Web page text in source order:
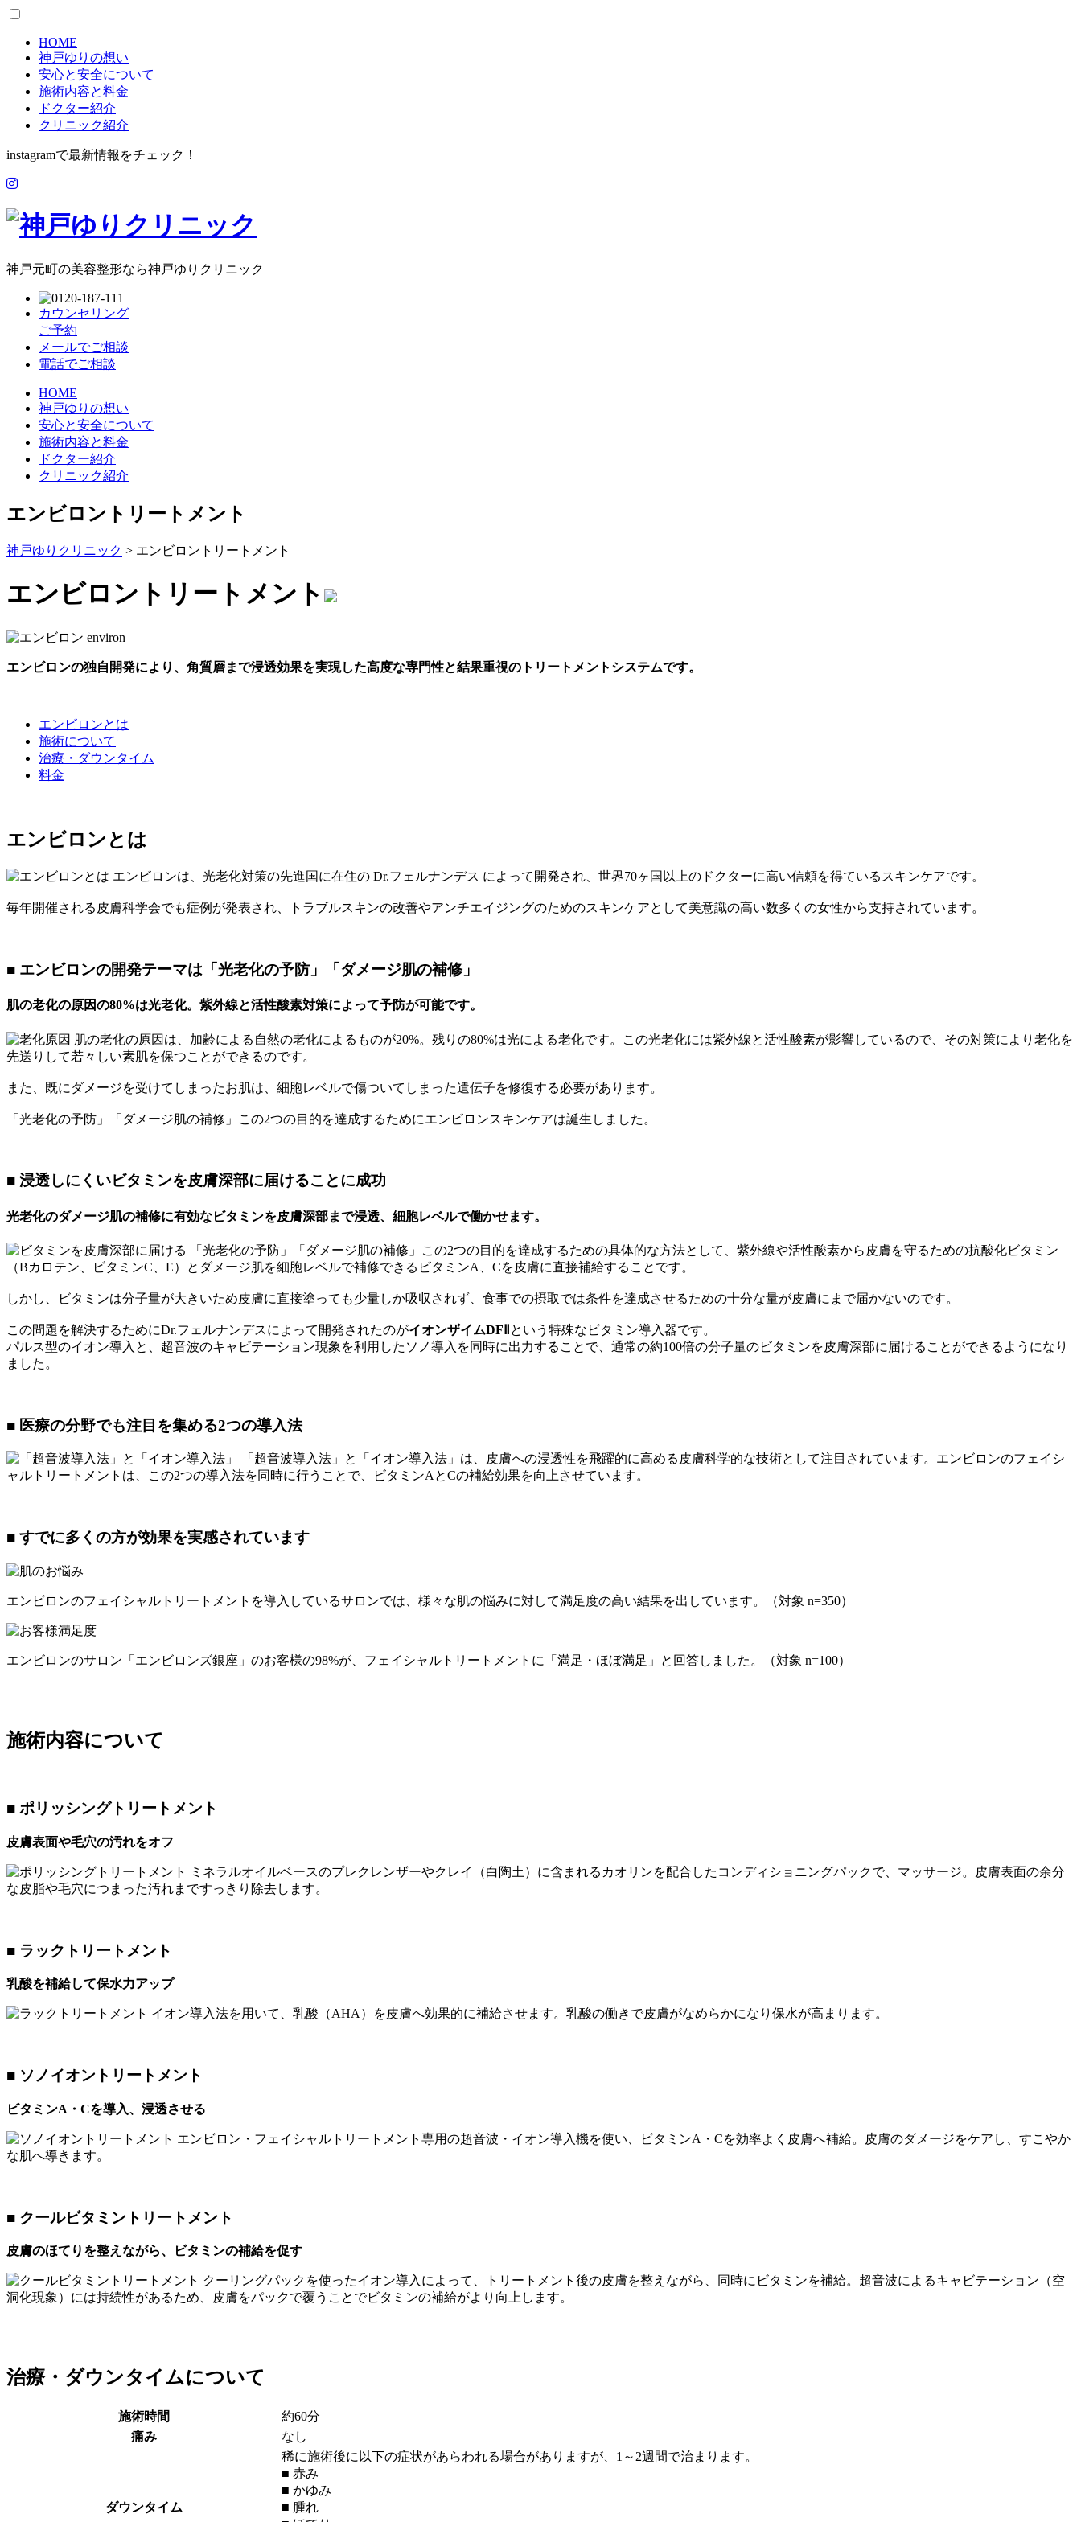
HOME
神戸ゆりの想い
安心と安全について
施術内容と料金
ドクター紹介
クリニック紹介
instagramで最新情報をチェック！
神戸元町の美容整形なら神戸ゆりクリニック
カウンセリング
ご予約
メールでご相談
電話でご相談
HOME
神戸ゆりの想い
安心と安全について
施術内容と料金
ドクター紹介
クリニック紹介
エンビロントリートメント
神戸ゆりクリニック > エンビロントリートメント
エンビロントリートメント
エンビロンの独自開発により、角質層まで浸透効果を実現した高度な専門性と結果重視のトリートメントシステムです。
エンビロンとは
施術について
治療・ダウンタイム
料金
エンビロンとは
エンビロンは、光老化対策の先進国に在住の Dr.フェルナンデス によって開発され、世界70ヶ国以上のドクターに高い信頼を得ているスキンケアです。
毎年開催される皮膚科学会でも症例が発表され、トラブルスキンの改善やアンチエイジングのためのスキンケアとして美意識の高い数多くの女性から支持されています。
■ エンビロンの開発テーマは「光老化の予防」「ダメージ肌の補修」
肌の老化の原因の80%は光老化。紫外線と活性酸素対策によって予防が可能です。
肌の老化の原因は、加齢による自然の老化によるものが20%。残りの80%は光による老化です。この光老化には紫外線と活性酸素が影響しているので、その対策により老化を
先送りして若々しい素肌を保つことができるのです。
また、既にダメージを受けてしまったお肌は、細胞レベルで傷ついてしまった遺伝子を修復する必要があります。
「光老化の予防」「ダメージ肌の補修」この2つの目的を達成するためにエンビロンスキンケアは誕生しました。
■ 浸透しにくいビタミンを皮膚深部に届けることに成功
光老化のダメージ肌の補修に有効なビタミンを皮膚深部まで浸透、細胞レベルで働かせます。
「光老化の予防」「ダメージ肌の補修」この2つの目的を達成するための具体的な方法として、紫外線や活性酸素から皮膚を守るための抗酸化ビタミン
（Bカロテン、ビタミンC、E）とダメージ肌を細胞レベルで補修できるビタミンA、Cを皮膚に直接補給することです。
しかし、ビタミンは分子量が大きいため皮膚に直接塗っても少量しか吸収されず、食事での摂取では条件を達成させるための十分な量が皮膚にまで届かないのです。
この問題を解決するためにDr.フェルナンデスによって開発されたのがイオンザイムDFⅡ
という特殊なビタミン導入器です。
パルス型のイオン導入と、超音波のキャビテーション現象を利用したソノ導入を同時に出力することで、通常の約100倍の分子量のビタミンを皮膚深部に届けることができるようになり
ました。
■ 医療の分野でも注目を集める2つの導入法
「超音波導入法」と「イオン導入法」は、皮膚への浸透性を飛躍的に高める皮膚科学的な技術として注目されています。エンビロンのフェイシ
ャルトリートメントは、この2つの導入法を同時に行うことで、ビタミンAとCの補給効果を向上させています。
■ すでに多くの方が効果を実感されています
エンビロンのフェイシャルトリートメントを導入しているサロンでは、様々な肌の悩みに対して満足度の高い結果を出しています。（対象 n=350）
エンビロンのサロン「エンビロンズ銀座」のお客様の98%が、フェイシャルトリートメントに「満足・ほぼ満足」と回答しました。（対象 n=100）
施術内容について
■ ポリッシングトリートメント
皮膚表面や毛穴の汚れをオフ
ミネラルオイルベースのプレクレンザーやクレイ（白陶土）に含まれるカオリンを配合したコンディショニングパックで、マッサージ。皮膚表面の余分
な皮脂や毛穴につまった汚れまですっきり除去します。
■ ラックトリートメント
乳酸を補給して保水力アップ
イオン導入法を用いて、乳酸（AHA）を皮膚へ効果的に補給させます。乳酸の働きで皮膚がなめらかになり保水が高まります。
■ ソノイオントリートメント
ビタミンA・Cを導入、浸透させる
エンビロン・フェイシャルトリートメント専用の超音波・イオン導入機を使い、ビタミンA・Cを効率よく皮膚へ補給。皮膚のダメージをケアし、すこやか
な肌へ導きます。
■ クールビタミントリートメント
皮膚のほてりを整えながら、ビタミンの補給を促す
クーリングパックを使ったイオン導入によって、トリートメント後の皮膚を整えながら、同時にビタミンを補給。超音波によるキャビテーション（空
洞化現象）には持続性があるため、皮膚をパックで覆うことでビタミンの補給がより向上します。
治療・ダウンタイムについて
施術時間
約60分
痛み
なし
ダウンタイム
稀に施術後に以下の症状があらわれる場合がありますが、1～2週間で治まります。
■ 赤み
■ かゆみ
■ 腫れ